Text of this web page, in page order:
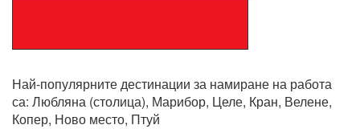
Най-популярните дестинации за намиране на работа
са: Любляна (столица), Марибор, Целе, Кран, Велене,
Копер, Ново место, Птуй